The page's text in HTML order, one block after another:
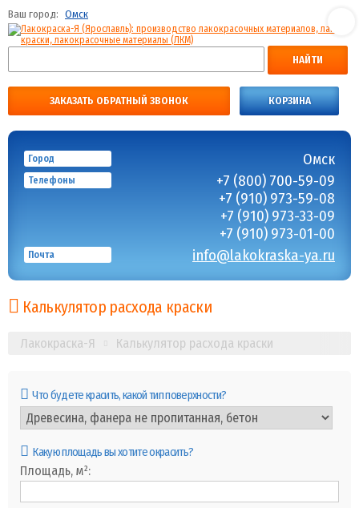
Ваш город: Омск
НАЙТИ
ЗАКАЗАТЬ ОБРАТНЫЙ ЗВОНОК КОРЗИНА
Город Омск
Телефоны
+7 (800) 700-59-09
+7 (910) 973-59-08
+7 (910) 973-33-09
+7 (910) 973-01-00
Почта info@lakokraska-ya.ru
Калькулятор расхода краски
Лакокраска-Я Калькулятор расхода краски
Что будете красить, какой тип поверхности?
Какую площадь вы хотите окрасить?
Площадь, м²